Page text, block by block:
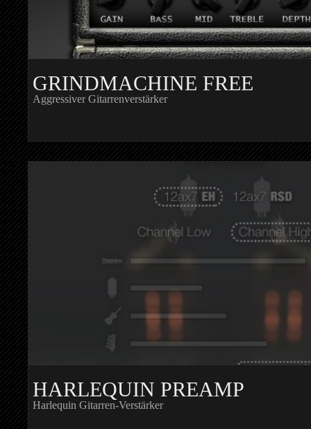
GRINDMACHINE FREE
Aggressiver Gitarrenverstärker
HARLEQUIN PREAMP
Harlequin Gitarren-Verstärker